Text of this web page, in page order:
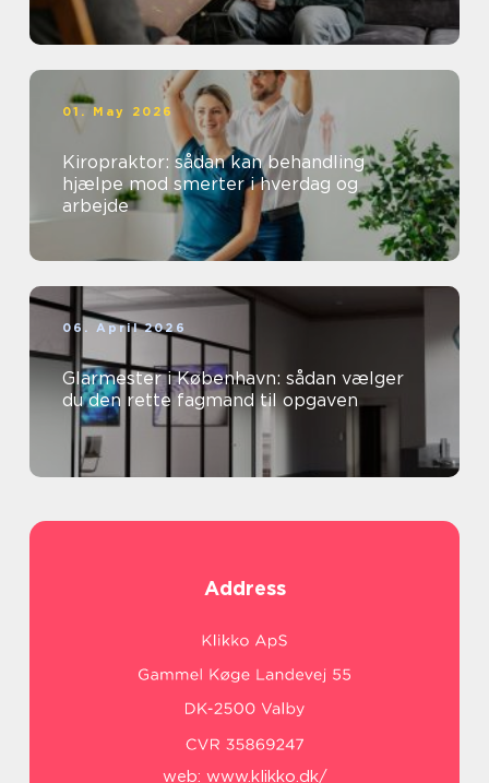
01. May 2026
Kiropraktor: sådan kan behandling
hjælpe mod smerter i hverdag og
arbejde
06. April 2026
Glarmester i København: sådan vælger
du den rette fagmand til opgaven
Address
web: www.klikko.dk/